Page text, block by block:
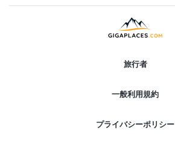
旅行者
一般利用規約
プライバシーポリシー